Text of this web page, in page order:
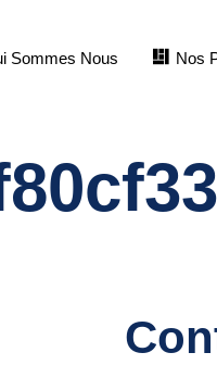
Sommes Nous Nos